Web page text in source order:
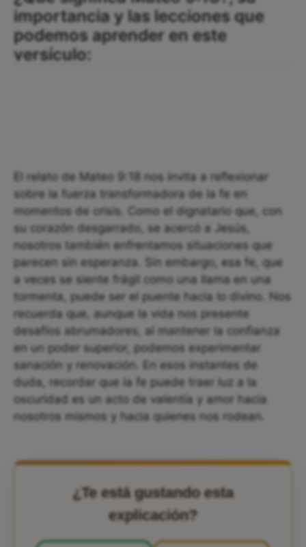
importancia y las lecciones que
podemos aprender en este
versículo:
El relato de Mateo 9:18 nos invita a reflexionar
sobre la fuerza transformadora de la fe en
momentos de crisis. Como el dignatario que, con
su corazón desgarrado, se acercó a Jesús,
nosotros también enfrentamos situaciones que
parecen sin esperanza. Sin embargo, esa fe, que
a veces se siente frágil como una llama en una
tormenta, puede ser el puente hacia lo divino. Nos
recuerda que, aunque la vida nos presente
desafíos abrumadores, al mantener la confianza
en un poder superior, podemos experimentar
sanación y renovación. En esos instantes de
duda, recordar que la fe puede traer luz a la
oscuridad es un acto de valentía y amor hacia
nosotros mismos y hacia quienes nos rodean.
¿Te está gustando esta
explicación?